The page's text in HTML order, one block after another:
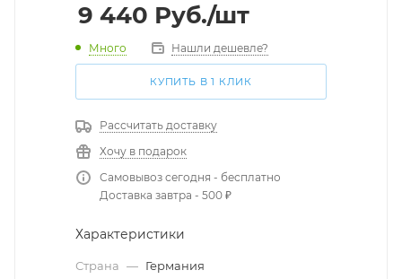
9 440 Руб./шт
Много Нашли дешевле?
КУПИТЬ В 1 КЛИК
Рассчитать доставку
Хочу в подарок
Самовывоз сегодня - бесплатно
Доставка завтра - 500 ₽
Характеристики
Страна — Германия